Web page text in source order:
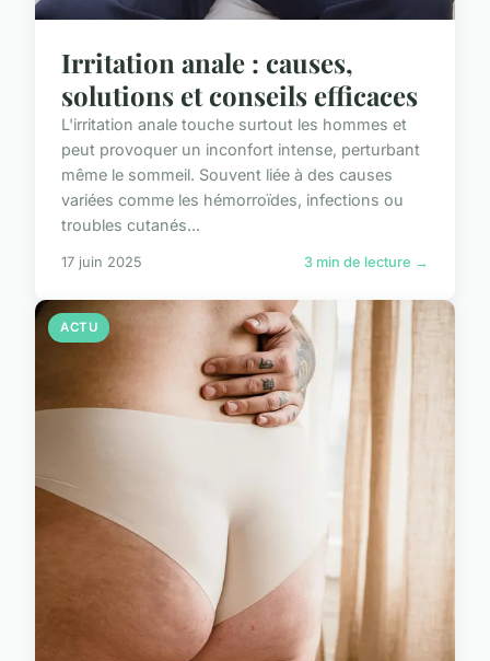
Irritation anale : causes,
solutions et conseils efficaces
L'irritation anale touche surtout les hommes et
peut provoquer un inconfort intense, perturbant
même le sommeil. Souvent liée à des causes
variées comme les hémorroïdes, infections ou
troubles cutanés...
17 juin 2025 3 min de lecture →
ACTU